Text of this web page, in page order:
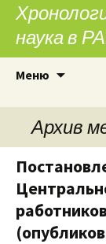
наука в
Меню
Архив